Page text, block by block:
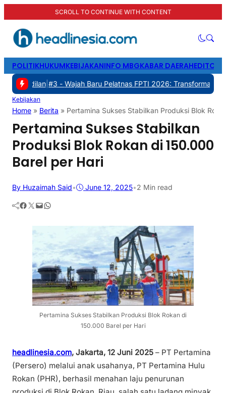
SCROLL TO CONTINUE WITH CONTENT
POLITIKHUKUMKEBIJAKANINFO MBGKABAR DAERAH
#3 - Wajah Baru Pelatnas FPTI 2026: Transformasi Manajemen,
Kebijakan
Home » Berita » Pertamina Sukses Stabilkan Produksi Blok
Pertamina Sukses Stabilkan
Produksi Blok Rokan di 150.000
Barel per Hari
By Huzaimah Said• June 12, 2025•2 Min read
Facebook Twitter Mail WhatsApp
Pertamina Sukses Stabilkan Produksi Blok Rokan di
150.000 Barel per Hari
headlinesia.com, Jakarta, 12 Juni 2025 – PT Pertamina
(Persero) melalui anak usahanya, PT Pertamina Hulu
Rokan (PHR), berhasil menahan laju penurunan